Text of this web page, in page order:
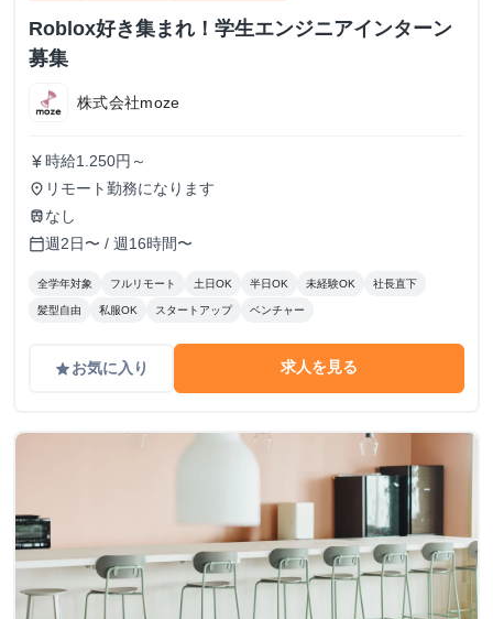
Roblox好き集まれ！学生エンジニアインターン
募集
株式会社moze
currency_yen 時給1.250円～
place リモート勤務になります
train なし
calendar_today週2日〜 / 週16時間〜
全学年対象 フルリモート 土日OK 半日OK 未経験OK 社長直下
髪型自由 私服OK スタートアップ ベンチャー
gradeお気に入り 求人を見る